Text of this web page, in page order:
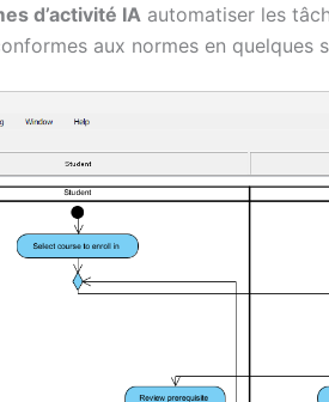
d’activité IA automatiser les
aux normes en quelques